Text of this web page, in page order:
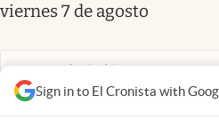
Sign in to El Cronista with
viernes 7 de agosto
Oficial
Por nueva Ley de